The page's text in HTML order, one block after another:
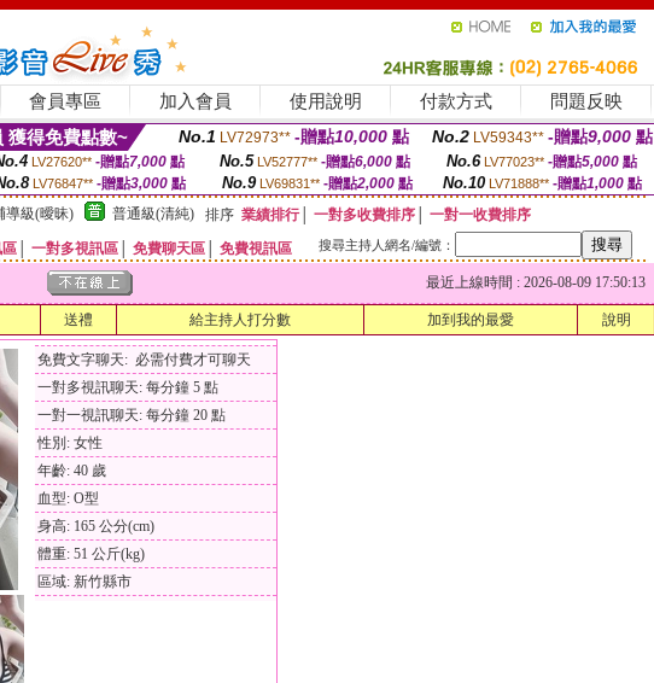
會員專區 加入會員 使用說明 付款方式 問題反映
獲得免費點數~ No.1 LV72973** -贈點10,000 點 No.2 LV59343** -贈點9,000 點
LV27620** -贈點7,000點 No.5 LV52777** -贈點6,000點 No.6 LV77023** -贈點5,000點
LV76847** -贈點3,000 點 No.9 LV69831** -贈點2,000點 No.10 LV71888** -贈點1,000 點
導級(曖昧) 普通級(清純) 排序 業績排行│ 一對多收費排序
一對一收費排序
一對多視訊區 免費聊天區 免費視訊區 搜尋主持人網名/編號：
最近上線時間 : 2026-08-09 17:50:13
送禮 給主持人打分數 加到我的最愛 說明
免費文字聊天: 必需付費才可聊天
一對多視訊聊天: 每分鐘 5 點
一對一視訊聊天: 每分鐘 20 點
性別: 女性
年齡: 40 歲
血型: O型
身高: 165 公分(cm)
體重: 51 公斤(kg)
區域: 新竹縣市